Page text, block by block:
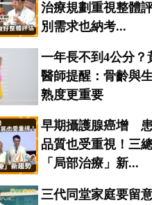
治療規劃重視整體
別需求也納考...
一年長不到4公分？
醫師提醒：骨齡與
熟度更重要
早期攝護腺癌增
品質也受重視！三
「局部治療」新...
三代同堂家庭要留